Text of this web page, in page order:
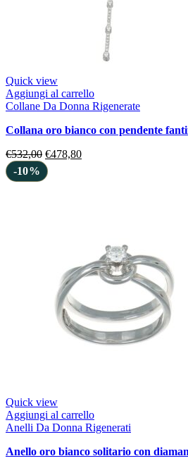
Quick view
Aggiungi al carrello
Collane Da Donna Rigenerate
collana oro bianco con pendente
€532,00 €478,80
-10%
Quick view
Aggiungi al carrello
Anelli Da Donna Rigenerati
anello oro bianco solitario con